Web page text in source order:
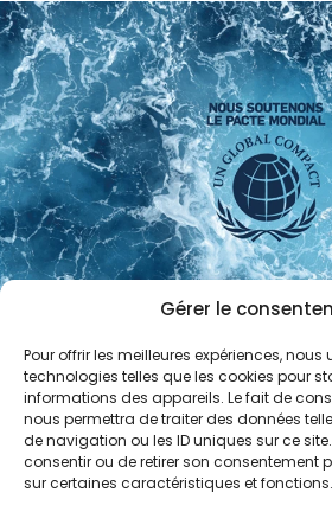
Gérer le
Pour offrir les meilleures expériences, nous
technologies telles que les cookies pour
informations des appareils. Le fait de
nous permettra de traiter des données
de navigation ou les ID uniques sur ce
consentir ou de retirer son consentement
sur certaines caractéristiques et fonctions.
À PROPOS D’ARGEVILLE
Carrières
Actualités
Contact
NOS ACTIVITÉS
LA MARQUE
À PROPOS D’ARGEVILLE
LÉGAL
LANGUAGE: FRANÇAIS